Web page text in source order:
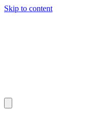
Skip to content